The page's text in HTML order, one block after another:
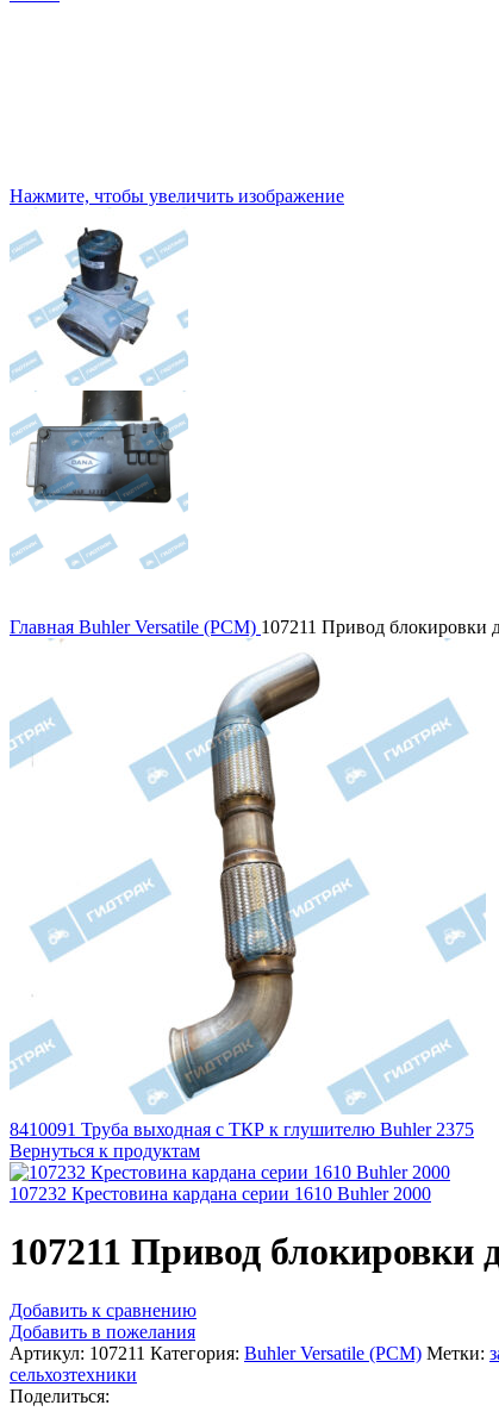
Нажмите, чтобы увеличить изображение
Главная Buhler Versatile (РСМ) 107211 Привод блокировки
8410091 Труба выходная с ТКР к глушителю Buhler 2375
Вернуться к продуктам
107232 Крестовина кардана серии 1610 Buhler 2000
107211 Привод блокировки
Добавить к сравнению
Добавить в пожелания
Артикул: 107211 Категория: Buhler Versatile (РСМ) Метки:
сельхозтехники
Поделиться: